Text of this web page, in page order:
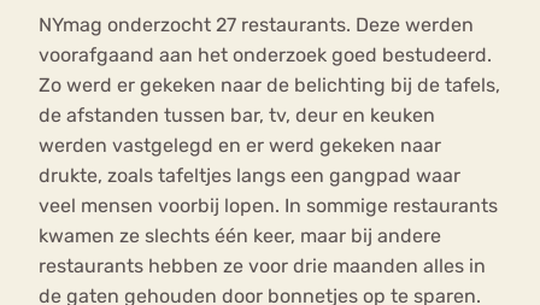
NYmag onderzocht 27 restaurants. Deze werden
voorafgaand aan het onderzoek goed bestudeerd.
Zo werd er gekeken naar de belichting bij de tafels,
de afstanden tussen bar, tv, deur en keuken
werden vastgelegd en er werd gekeken naar
drukte, zoals tafeltjes langs een gangpad waar
veel mensen voorbij lopen. In sommige restaurants
kwamen ze slechts één keer, maar bij andere
restaurants hebben ze voor drie maanden alles in
de gaten gehouden door bonnetjes op te sparen.